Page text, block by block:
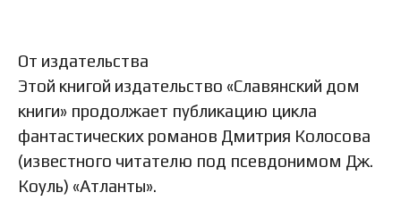
От издательства
Этой книгой издательство «Славянский дом
книги» продолжает публикацию цикла
фантастических романов Дмитрия Колосова
(известного читателю под псевдонимом Дж.
Коуль) «Атланты».